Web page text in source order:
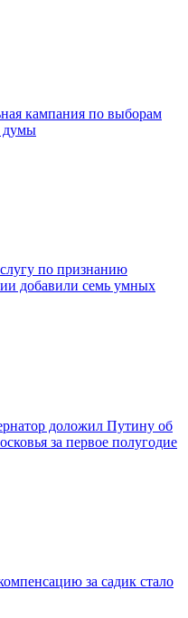
кампания по выборам
думы
по признанию
добавили семь умных
доложил Путину об
за первое полугодие
за садик стало